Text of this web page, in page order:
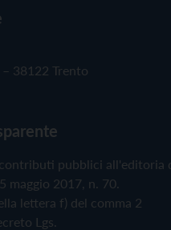
38122 Trento
pubblici all'editoria
maggio 2017, n. 70.
lettera f) del comma 2
Lgs.